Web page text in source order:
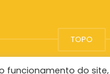
TOPO
funcionamento do